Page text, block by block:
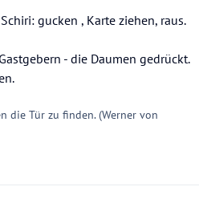
gucken , Karte ziehen, raus.
- die Daumen gedrückt.
die Tür zu finden. (Werner von